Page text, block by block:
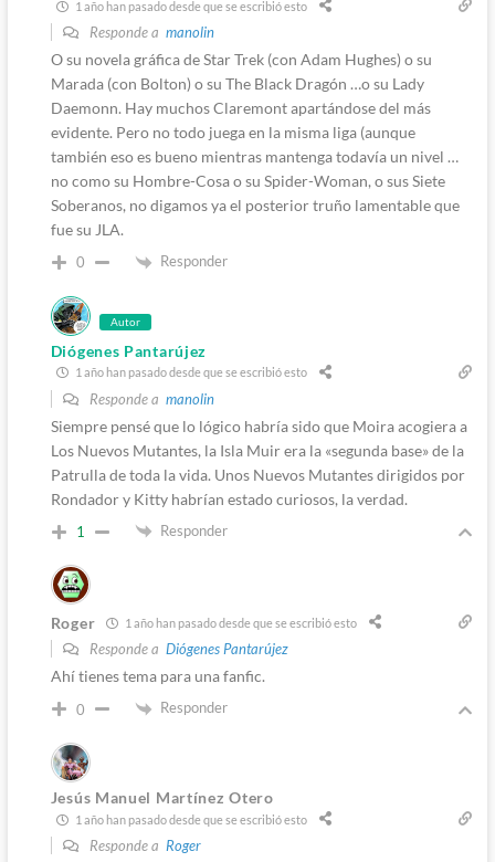
1 año han pasado desde que se escribió esto
Responde a manolin
O su novela gráfica de Star Trek (con Adam Hughes) o su
Marada (con Bolton) o su The Black Dragón …o su Lady
Daemonn. Hay muchos Claremont apartándose del más
evidente. Pero no todo juega en la misma liga (aunque
también eso es bueno mientras mantenga todavía un nivel …
no como su Hombre-Cosa o su Spider-Woman, o sus Siete
Soberanos, no digamos ya el posterior truño lamentable que
fue su JLA.
0 Responder
Autor
Diógenes Pantarújez
1 año han pasado desde que se escribió esto
Responde a manolin
Siempre pensé que lo lógico habría sido que Moira acogiera a
Los Nuevos Mutantes, la Isla Muir era la «segunda base» de la
Patrulla de toda la vida. Unos Nuevos Mutantes dirigidos por
Rondador y Kitty habrían estado curiosos, la verdad.
1 Responder
Roger 1 año han pasado desde que se escribió esto
Responde a Diógenes Pantarújez
Ahí tienes tema para una fanfic.
0 Responder
Jesús Manuel Martínez Otero
1 año han pasado desde que se escribió esto
Responde a Roger